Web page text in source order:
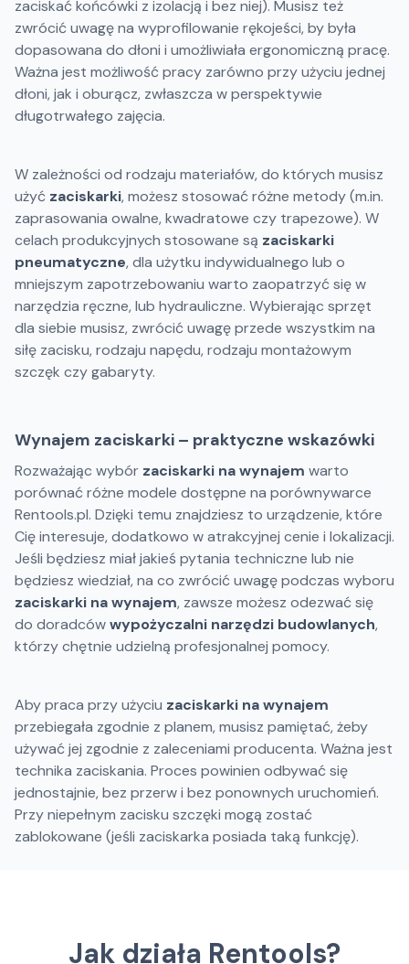
zaciskać końcówki z izolacją i bez niej). Musisz też
zwrócić uwagę na wyprofilowanie rękojeści, by była
dopasowana do dłoni i umożliwiała ergonomiczną pracę.
Ważna jest możliwość pracy zarówno przy użyciu jednej
dłoni, jak i oburącz, zwłaszcza w perspektywie
długotrwałego zajęcia.
W zależności od rodzaju materiałów, do których musisz
użyć zaciskarki, możesz stosować różne metody (m.in.
zaprasowania owalne, kwadratowe czy trapezowe). W
celach produkcyjnych stosowane są zaciskarki
pneumatyczne, dla użytku indywidualnego lub o
mniejszym zapotrzebowaniu warto zaopatrzyć się w
narzędzia ręczne, lub hydrauliczne. Wybierając sprzęt
dla siebie musisz, zwrócić uwagę przede wszystkim na
siłę zacisku, rodzaju napędu, rodzaju montażowym
szczęk czy gabaryty.
Wynajem zaciskarki – praktyczne wskazówki
Rozważając wybór zaciskarki na wynajem warto
porównać różne modele dostępne na porównywarce
Rentools.pl. Dzięki temu znajdziesz to urządzenie, które
Cię interesuje, dodatkowo w atrakcyjnej cenie i lokalizacji.
Jeśli będziesz miał jakieś pytania techniczne lub nie
będziesz wiedział, na co zwrócić uwagę podczas wyboru
zaciskarki na wynajem, zawsze możesz odezwać się
do doradcówwypożyczalni narzędzi budowlanych,
którzy chętnie udzielną profesjonalnej pomocy.
Aby praca przy użyciu zaciskarki na wynajem
przebiegała zgodnie z planem, musisz pamiętać, żeby
używać jej zgodnie z zaleceniami producenta. Ważna jest
technika zaciskania. Proces powinien odbywać się
jednostajnie, bez przerw i bez ponownych uruchomień.
Przy niepełnym zacisku szczęki mogą zostać
zablokowane (jeśli zaciskarka posiada taką funkcję).
Jak działa Rentools?